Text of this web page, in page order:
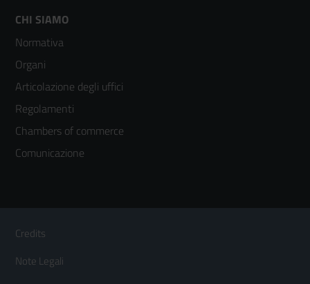
Footer
menù
colonna
3
CHI SIAMO
Normativa
Organi
Articolazione degli uffici
Regolamenti
Chambers of commerce
Comunicazione
Footer
Menù
orizzontale
Credits
Note Legali